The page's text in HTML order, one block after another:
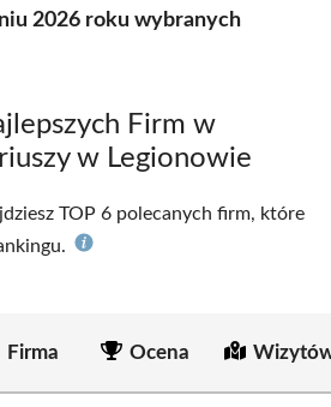
2026 roku wybranych
Firm w
w Legionowie
TOP 6 polecanych firm, które
Firma Ocena